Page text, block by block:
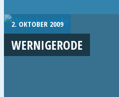
2. OKTOBER 2009
WERNIGERODE